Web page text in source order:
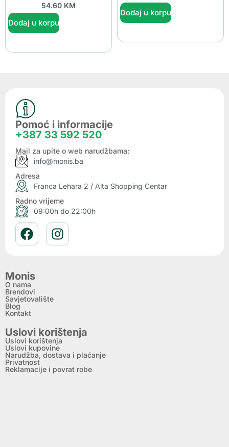
54.60 KM
Dodaj u korpu
Dodaj u korpu
Pomoć i informacije
+387 33 592 520
Mail za upite o web narudžbama:
info@monis.ba
Adresa
Franca Lehara 2 / Alta Shopping Centar
Radno vrijeme
09:00h do 22:00h
Monis
O nama
Brendovi
Savjetovalište
Blog
Kontakt
Uslovi korištenja
Uslovi korištenja
Uslovi kupovine
Narudžba, dostava i plaćanje
Privatnost
Reklamacije i povrat robe